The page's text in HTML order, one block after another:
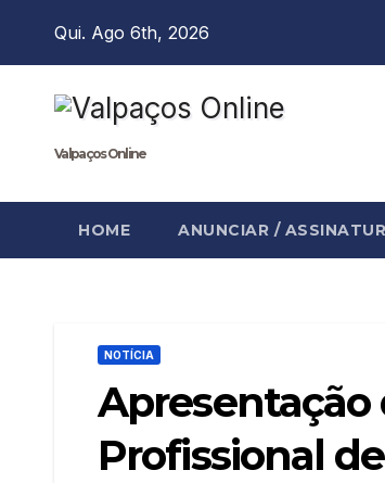
Qui. Ago 6th, 2026
Valpaços Online
HOME ANUNCIAR /
NOTÍCIA
Apresentação
Profissional